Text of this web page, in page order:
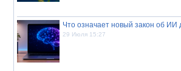
Что означает новый закон об ИИ
29 Июля 15:27